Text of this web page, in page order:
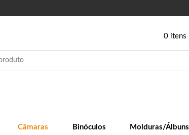
0 ítens
Câmaras Binóculos Molduras/Álbuns